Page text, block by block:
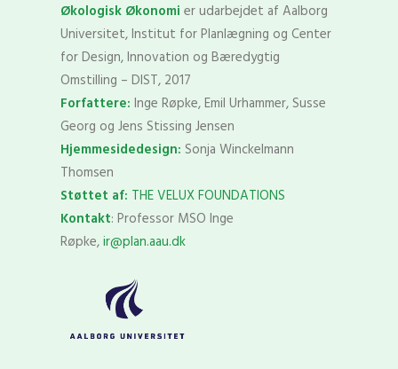
Økologisk Økonomi er udarbejdet af Aalborg
Universitet, Institut for Planlægning og Center
for Design, Innovation og Bæredygtig
Omstilling – DIST, 2017
Forfattere: Inge Røpke, Emil Urhammer, Susse
Georg og Jens Stissing Jensen
Hjemmesidedesign: Sonja Winckelmann
Thomsen
Støttet af: THE VELUX FOUNDATIONS
Kontakt: Professor MSO Inge
Røpke,ir@plan.aau.dk